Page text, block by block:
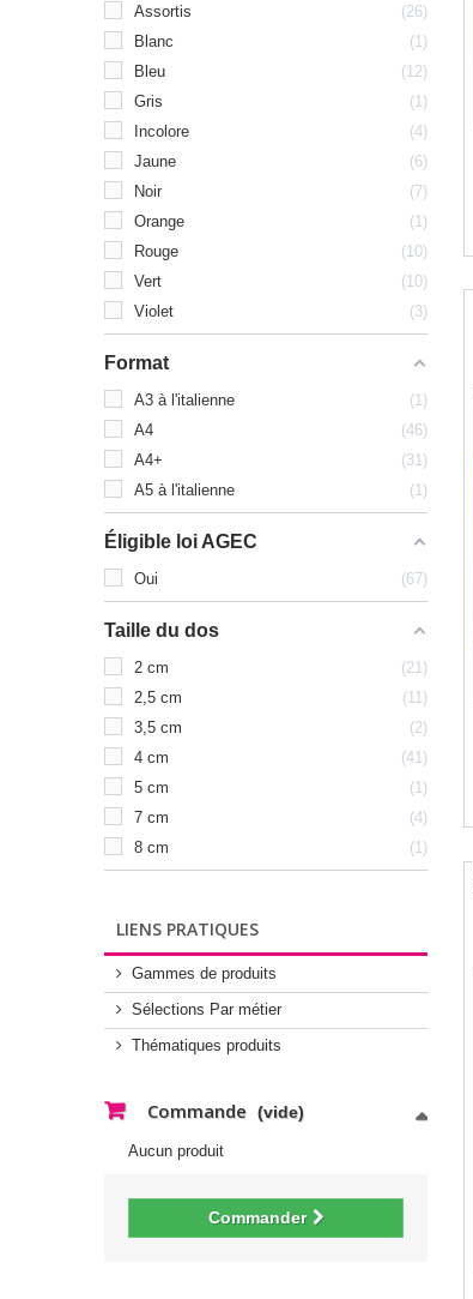
Assortis
26
Blanc
1
Bleu
12
Gris
1
Incolore
4
Jaune
6
Noir
7
Orange
1
Rouge
10
Vert
10
Violet
3
Format
A3 à l'italienne
1
A4
46
A4+
31
A5 à l'italienne
1
Éligible loi AGEC
Oui 67
Taille du dos
2 cm
21
2,5 cm
11
3,5 cm
2
4 cm
41
5 cm
1
7 cm
4
8 cm
1
LIENS PRATIQUES
Gammes de produits
Sélections Par métier
Thématiques produits
Commande (vide)
Aucun produit
Commander